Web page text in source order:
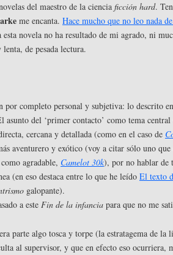
del maestro de la ciencia ficción hard.
me encanta. Hace mucho que no leo nada
esta novela no ha resultado de mi agrado, ni
de pesada lectura.
por completo personal y subjetiva: lo descrito
asunto del ‘primer contacto’ como tema
cercana y detallada (como en el caso de
aventurero y exótico (voy a citar sólo uno
agradable, Camelot 30k), por no hablar de
(en eso destaca entre lo que he leído El texto
galopante).
a este Fin de la infancia para que no me
parte algo tosca y torpe (la estratagema de la
al supervisor, y que en efecto eso ocurriera,